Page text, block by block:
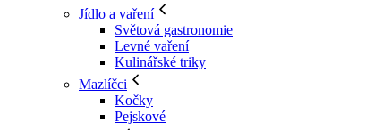
Jídlo a vaření
Světová gastronomie
Levné vaření
Kulinářské triky
Mazlíčci
Kočky
Pejskové